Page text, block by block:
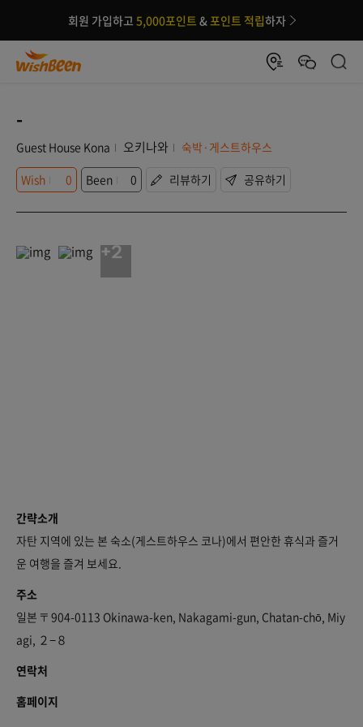
회원 가입하고 5,000포인트 &포인트 적립하자
-
Guest House Kona 오키나와
숙박·게스트하우스
Wish
0 Been 0 리뷰하기 공유하기
+2
간략소개
자탄 지역에 있는 본 숙소(게스트하우스 코나)에서 편안한 휴식과 즐거
운 여행을 즐겨 보세요.
주소
일본 〒904-0113 Okinawa-ken, Nakagami-gun, Chatan-chō, Miy
agi, ２−８
연락처
홈페이지